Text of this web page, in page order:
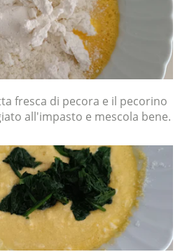
fresca di pecora e il pecorino
all'impasto e mescola bene.